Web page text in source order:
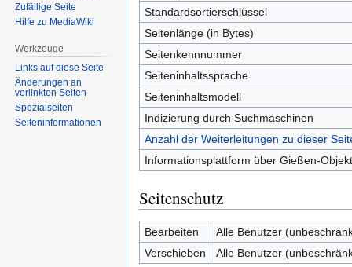
Standardsortierschlüssel
Seitenlänge (in Bytes)
Seitenkennnummer
Seiteninhaltssprache
Seiteninhaltsmodell
Indizierung durch Suchmaschinen
Anzahl der Weiterleitungen zu dieser
Informationsplattform über Gießen-
Seitenschutz
Bearbeiten
Alle Benutzer
Verschieben
Alle Benutzer
Zufällige Seite
Hilfe zu MediaWiki
Werkzeuge
Links auf diese Seite
Änderungen an
verlinkten Seiten
Spezialseiten
Seiten­informationen